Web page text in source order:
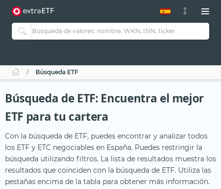
Búsqueda ETF
Búsqueda de ETF: Encuentra el mejor
ETF para tu cartera
Con la búsqueda de ETF, puedes encontrar y analizar todos
los ETF y ETC negociables en España. Puedes restringir la
búsqueda utilizando filtros. La lista de resultados muestra los
resultados que coinciden con la búsqueda de ETF. Utiliza las
pestañas encima de la tabla para obtener más información.